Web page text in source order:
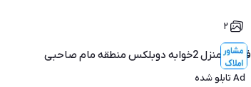
۲
فروش منزل 2خوابه دوبلکس منطقه مام صاحبی
Ad تابلو شده